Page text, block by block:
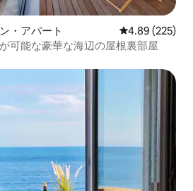
・アパート レビュー225
4.89 (225)
可能な豪華な海辺の屋根裏部屋